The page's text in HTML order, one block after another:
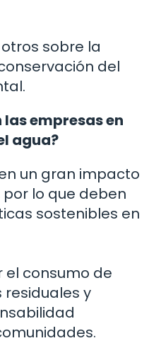
sobre la
del
empresas en
agua?
un gran impacto
lo que deben
sostenibles en
el consumo de
y